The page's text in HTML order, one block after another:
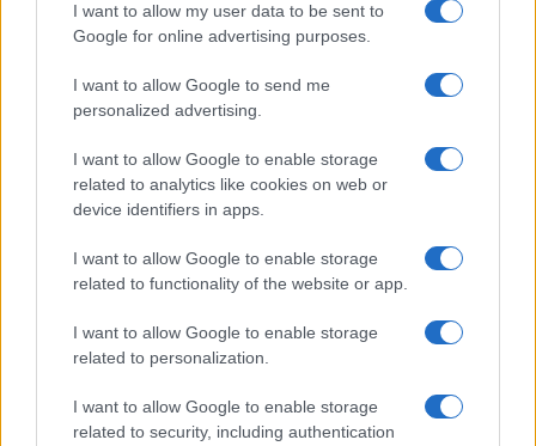
I want to allow my user data to be sent to
Google for online advertising purposes.
I want to allow Google to send me
personalized advertising.
I want to allow Google to enable storage
related to analytics like cookies on web or
device identifiers in apps.
I want to allow Google to enable storage
related to functionality of the website or app.
I want to allow Google to enable storage
related to personalization.
I want to allow Google to enable storage
related to security, including authentication
Analisi del mercato del lavoro bresciano nel primo
Edoardo Marchesi · 4 Ago 2026